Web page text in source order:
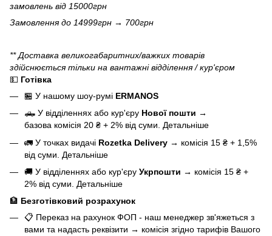
замовлень від 15000грн
Замовлення до 14999грн → 700грн
** Доставка великогабаритних/важких товарів
здійснюється тільки на вантажні відділення / кур'єром
💵 Готівка
🏪 У нашому шоу-румі ERMANOS
🛻 У відділеннях або кур'єру Нової пошти →
базова комісія 20 ₴ + 2% від суми. Детальніше
🚛 У точках видачі Rozetka Delivery → комісія 15 ₴ + 1,5%
від суми. Детальніше
🚚 У відділеннях або кур'єру Укрпошти → комісія 15 ₴ +
2% від суми. Детальніше
🏦 Безготівковий розрахунок
📋 Переказ на рахунок ФОП - наш менеджер зв'яжеться з
вами та надасть реквізити → комісія згідно тарифів Вашого